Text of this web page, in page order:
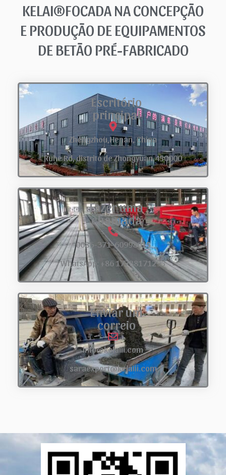
KELAI®FOCADA NA CONCEPÇÃO
E PRODUÇÃO DE EQUIPAMENTOS
DE BETÃO PRÉ-FABRICADO
Escritório
principal
Zhengzhou,Henan, China
Ruhe Rd, distrito de Zhongyuan.450000
Fazer uma
chamada
0086-371-60998015
WhatsApp: +86 17788171295
Enviar um
correio
info@kelaiii.com
saraexport@kelaiii.com